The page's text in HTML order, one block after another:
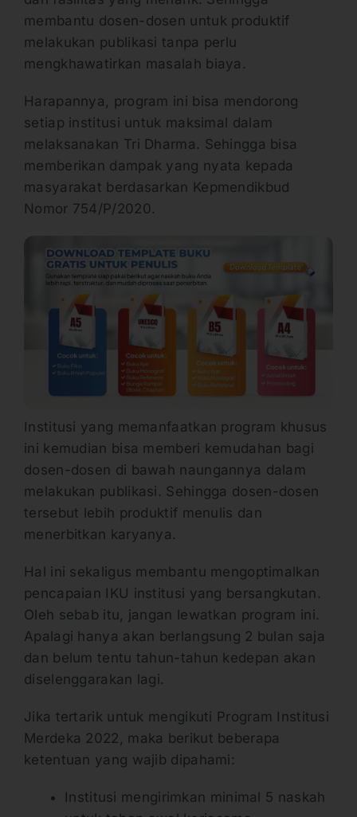
membantu dosen-dosen untuk produktif
melakukan publikasi tanpa perlu
mengkhawatirkan masalah biaya.
Harapannya, program ini bisa mendorong
setiap institusi untuk maksimal dalam
melaksanakan Tri Dharma. Sehingga bisa
memberikan dampak yang nyata kepada
masyarakat berdasarkan Kepmendikbud
Nomor 754/P/2020.
Institusi yang memanfaatkan program khusus
ini kemudian bisa memberi kemudahan bagi
dosen-dosen di bawah naungannya dalam
melakukan publikasi. Sehingga dosen-dosen
tersebut lebih produktif menulis dan
menerbitkan karyanya.
Hal ini sekaligus membantu mengoptimalkan
pencapaian IKU institusi yang bersangkutan.
Oleh sebab itu, jangan lewatkan program ini.
Apalagi hanya akan berlangsung 2 bulan saja
dan belum tentu tahun-tahun kedepan akan
diselenggarakan lagi.
Jika tertarik untuk mengikuti Program Institusi
Merdeka 2022, maka berikut beberapa
ketentuan yang wajib dipahami:
Institusi mengirimkan minimal 5 naskah